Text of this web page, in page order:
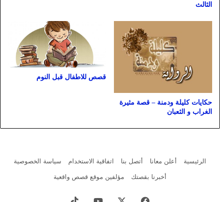
الثالث
حكايات كليلة ودمنة – قصة مثيرة
الغراب و الثعبان
قصص للاطفال قبل النوم
الرئيسية أعلن معانا أتصل بنا اتفاقية الاستخدام
سياسة الخصوصية
أخبرنا بقصتك
مؤلفين موقع قصص واقعية